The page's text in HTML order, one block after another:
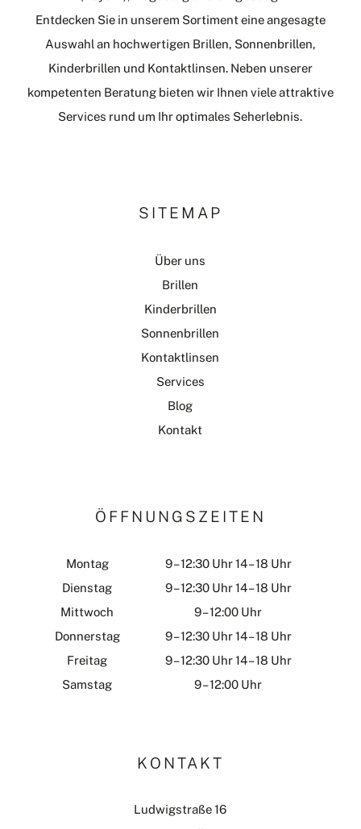
Entdecken Sie in unserem Sortiment eine angesagte
Auswahl an hochwertigen Brillen, Sonnenbrillen,
Kinderbrillen und Kontaktlinsen. Neben unserer
kompetenten Beratung bieten wir Ihnen viele attraktive
Services rund um Ihr optimales Seherlebnis.
SITEMAP
Über uns
Brillen
Kinderbrillen
Sonnenbrillen
Kontaktlinsen
Services
Blog
Kontakt
ÖFFNUNGSZEITEN
Montag
9 – 12:30 Uhr 14 – 18 Uhr
Dienstag
9 – 12:30 Uhr 14 – 18 Uhr
Mittwoch
9 – 12:00 Uhr
Donnerstag
9 – 12:30 Uhr 14 – 18 Uhr
Freitag
9 – 12:30 Uhr 14 – 18 Uhr
Samstag
9 – 12:00 Uhr
KONTAKT
Ludwigstraße 16